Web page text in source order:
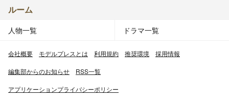
ルーム
人物一覧 ドラマ一覧
会社概要 モデルプレスとは 利用規約 推奨環境 採用情報
編集部からのお知らせ RSS一覧
アプリケーションプライバシーポリシー